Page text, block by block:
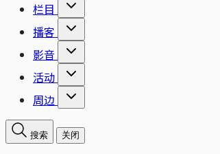
栏目
播客
影音
活动
周边
搜索 关闭